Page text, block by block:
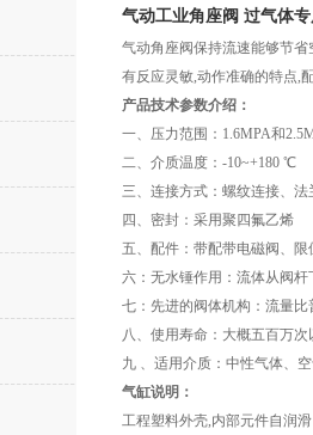
气动工业角座阀 过气体
气动角座阀保持流速能够节
有反应灵敏,动作准确的特点,
产品技术参数介绍：
一、压力范围：1.6MPA和
二、介质温度：-10~+180 ℃
三、连接方式：螺纹连接、
四、密封：采用聚四氟乙烯
五、配件：带配带电磁阀、
六：无水锤作用：流体从阀
七：先进的阀体机构：流量
八、使用寿命：大概五百万次
九 、适用介质：中性气体、
气缸说明：
工程塑料外壳,内部元件自润